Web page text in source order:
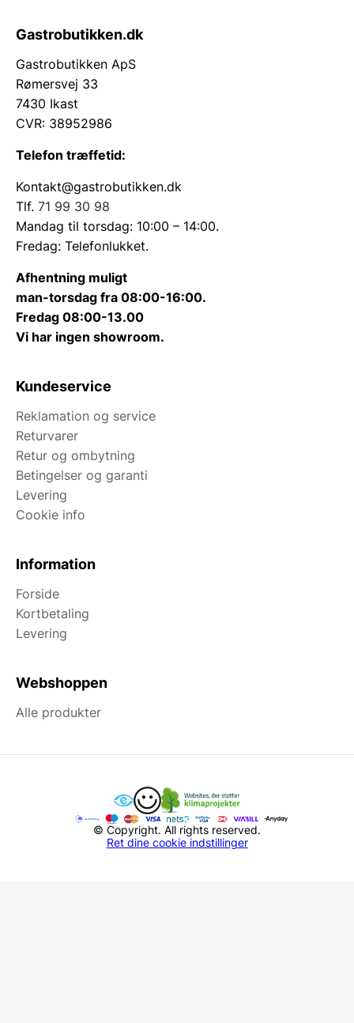
Gastrobutikken.dk
Gastrobutikken ApS
Rømersvej 33
7430 Ikast
CVR: 38952986
Telefon træffetid:
Kontakt@gastrobutikken.dk
Tlf. 71 99 30 98
Mandag til torsdag: 10:00 – 14:00.
Fredag: Telefonlukket.
Afhentning muligt
man-torsdag fra 08:00-16:00.
Fredag 08:00-13.00
Vi har ingen showroom.
Kundeservice
Reklamation og service
Returvarer
Retur og ombytning
Betingelser og garanti
Levering
Cookie info
Information
Forside
Kortbetaling
Levering
Webshoppen
Alle produkter
© Copyright. All rights reserved.
Ret dine cookie indstillinger